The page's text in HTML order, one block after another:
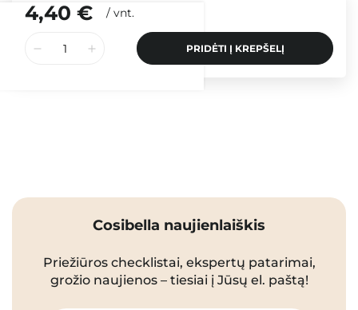
4,40 € / vnt.
PRIDĖTI Į KREPŠELĮ
Cosibella naujienlaiškis
Priežiūros checklistai, ekspertų patarimai,
grožio naujienos – tiesiai į Jūsų el. paštą!